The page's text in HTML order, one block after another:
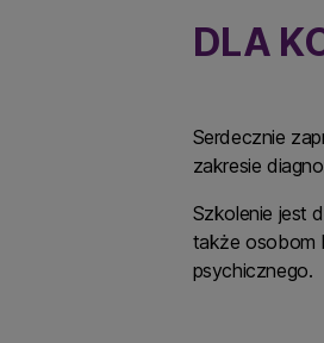
DLA
Serdecznie
zakresie
Szkolenie jest
także osobom
psychicznego.